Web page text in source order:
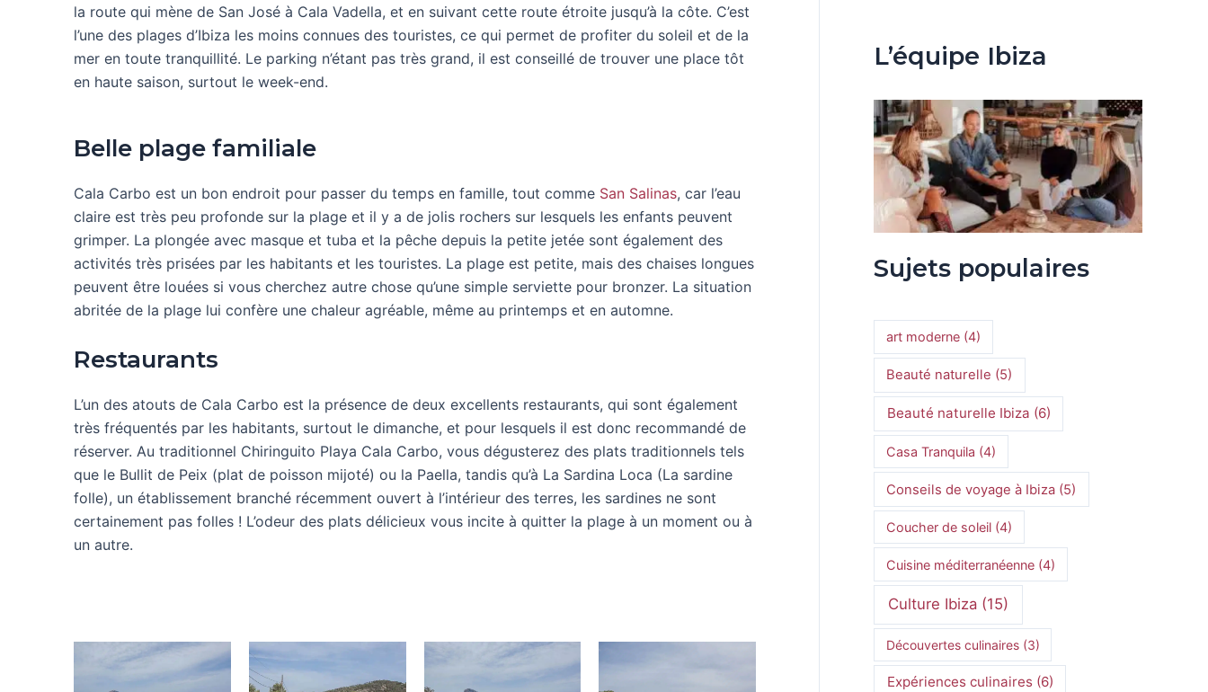
la route qui mène de San José à Cala Vadella, et en suivant cette route étroite jusqu’à la côte. C’est
l’une des plages d’Ibiza les moins connues des touristes, ce qui permet de profiter du soleil et de la
mer en toute tranquillité. Le parking n’étant pas très grand, il est conseillé de trouver une place tôt
en haute saison, surtout le week-end.
Belle plage familiale
Cala Carbo est un bon endroit pour passer du temps en famille, tout comme San Salinas, car l’eau
claire est très peu profonde sur la plage et il y a de jolis rochers sur lesquels les enfants peuvent
grimper. La plongée avec masque et tuba et la pêche depuis la petite jetée sont également des
activités très prisées par les habitants et les touristes. La plage est petite, mais des chaises longues
peuvent être louées si vous cherchez autre chose qu’une simple serviette pour bronzer. La situation
abritée de la plage lui confère une chaleur agréable, même au printemps et en automne.
Restaurants
L’un des atouts de Cala Carbo est la présence de deux excellents restaurants, qui sont également
très fréquentés par les habitants, surtout le dimanche, et pour lesquels il est donc recommandé de
réserver. Au traditionnel Chiringuito Playa Cala Carbo, vous dégusterez des plats traditionnels tels
que le Bullit de Peix (plat de poisson mijoté) ou la Paella, tandis qu’à La Sardina Loca (La sardine
folle), un établissement branché récemment ouvert à l’intérieur des terres, les sardines ne sont
certainement pas folles ! L’odeur des plats délicieux vous incite à quitter la plage à un moment ou à
un autre.
L’équipe Ibiza
Sujets populaires
art moderne (4)
Beauté naturelle (5)
Beauté naturelle Ibiza (6)
Casa Tranquila (4)
Conseils de voyage à Ibiza (5)
Coucher de soleil (4)
Cuisine méditerranéenne (4)
Culture Ibiza (15)
Découvertes culinaires(3)
Expériences culinaires(6)